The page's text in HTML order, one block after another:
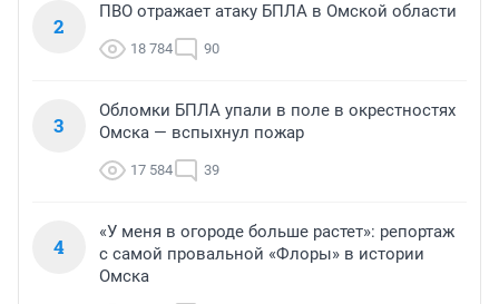
2
ПВО отражает атаку БПЛА в Омской области
18 784 90
3
Обломки БПЛА упали в поле в окрестностях
Омска — вспыхнул пожар
17 584 39
4
«У меня в огороде больше растет»: репортаж
с самой провальной «Флоры» в истории
Омска